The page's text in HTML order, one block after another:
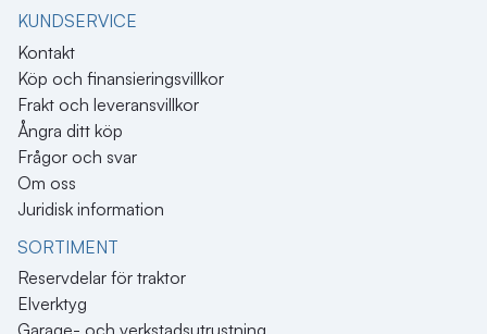
KUNDSERVICE
Kontakt
Köp och finansieringsvillkor
Frakt och leveransvillkor
Ångra ditt köp
Frågor och svar
Om oss
Juridisk information
SORTIMENT
Reservdelar för traktor
Elverktyg